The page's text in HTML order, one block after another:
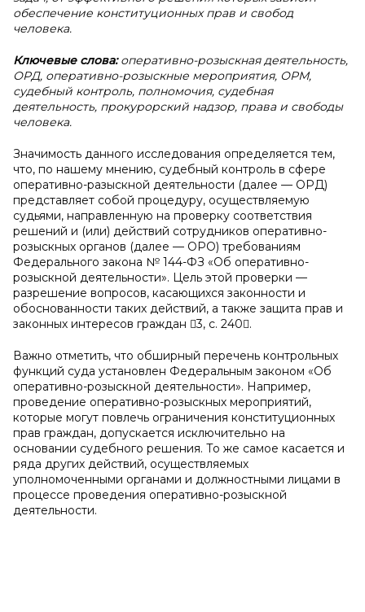
обеспечение конституционных прав и свобод
человека.
Ключевые слова:оперативно-розыскная деятельность,
ОРД, оперативно-розыскные мероприятия, ОРМ,
судебный контроль, полномочия, судебная
деятельность, прокурорский надзор, права и свободы
человека.
Значимость данного исследования определяется тем,
что, по нашему мнению, судебный контроль в сфере
оперативно-разыскной деятельности (далее — ОРД)
представляет собой процедуру, осуществляемую
судьями, направленную на проверку соответствия
решений и (или) действий сотрудников оперативно-
розыскных органов (далее — ОРО) требованиям
Федерального закона № 144-ФЗ «Об оперативно-
розыскной деятельности». Цель этой проверки —
разрешение вопросов, касающихся законности и
обоснованности таких действий, а также защита прав и
законных интересов граждан 3, с. 240.
Важно отметить, что обширный перечень контрольных
функций суда установлен Федеральным законом «Об
оперативно-розыскной деятельности». Например,
проведение оперативно-розыскных мероприятий,
которые могут повлечь ограничения конституционных
прав граждан, допускается исключительно на
основании судебного решения. То же самое касается и
ряда других действий, осуществляемых
уполномоченными органами и должностными лицами в
процессе проведения оперативно-розыскной
деятельности.